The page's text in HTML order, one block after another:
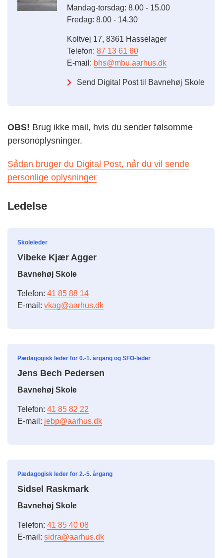
Mandag-torsdag: 8.00 - 15.00
Fredag: 8.00 - 14.30
Koltvej 17, 8361 Hasselager
Telefon: 87 13 61 60
E-mail: bhs@mbu.aarhus.dk
Send Digital Post til Bavnehøj Skole
OBS! Brug ikke mail, hvis du sender følsomme
personoplysninger.
Sådan bruger du Digital Post, når du vil sende
personlige oplysninger
Ledelse
Skoleleder
Vibeke Kjær Agger
Bavnehøj Skole
Telefon: 41 85 88 14
E-mail: vkag@aarhus.dk
Pædagogisk leder for 0.-1. årgang og SFO-leder
Jens Bech Pedersen
Bavnehøj Skole
Telefon: 41 85 82 22
E-mail: jebp@aarhus.dk
Pædagogisk leder for 2.-5. årgang
Sidsel Raskmark
Bavnehøj Skole
Telefon: 41 85 40 08
E-mail: sidra@aarhus.dk